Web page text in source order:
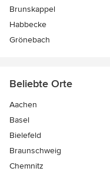
Brunskappel
Habbecke
Grönebach
Beliebte Orte
Aachen
Basel
Bielefeld
Braunschweig
Chemnitz